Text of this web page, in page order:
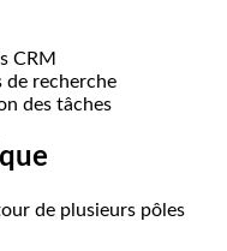
CRM
de recherche
des tâches
de plusieurs pôles